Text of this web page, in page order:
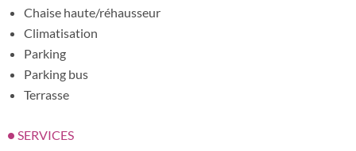
Chaise haute/réhausseur
Climatisation
Parking
Parking bus
Terrasse
SERVICES